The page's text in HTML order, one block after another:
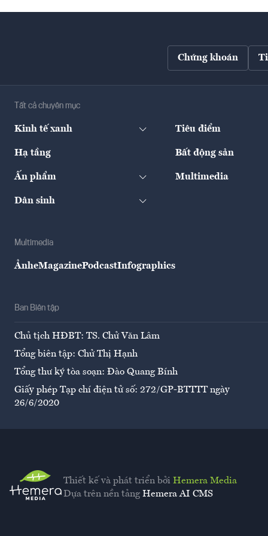
Chứng khoán
Tất cả chuyên mục
Kinh tế xanh Tiêu điểm
Hạ tầng Bất động sản
Ấn phẩm Multimedia
Dân sinh
Multimedia
ẢnheMagazinePodcastInfographics
Ban Biên tập
Chủ tịch HĐBT: TS. Chử Văn Lâm
Tổng biên tập: Chử Thị Hạnh
Tổng thư ký tòa soạn: Đào Quang Bính
Giấy phép Tạp chí điện tử số: 272/GP-BTTTT ngày
26/6/2020
Thiết kế và phát triển bởi Hemera Media
Dựa trên nền tảng Hemera AI CMS